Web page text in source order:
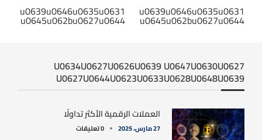
u0639u0646u0635u0631
u0645u062bu0627u0644
u0639u0646u0635u0631
u0645u062bu0627u0644
U0634U0627U0626U0639 U0647U0630U0627
U0627U0644U0623U0633U0628U0648U0639
العملات الرقمية الأكثر تداولًا
27 مارس، 2025 0 تعليقات